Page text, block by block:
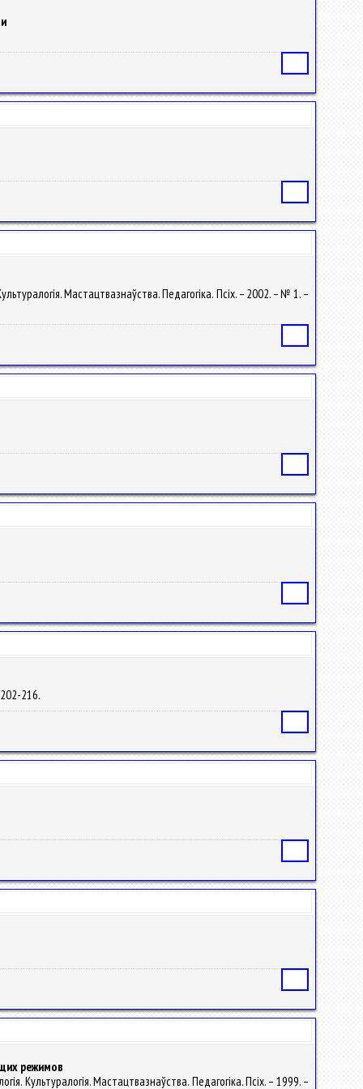
Мастацтвазнаўства. Педагогіка. Псіх. – 2002. – № 1. –
216.
режимов
Культуралогія. Мастацтвазнаўства. Педагогіка. Псіх. – 1999. –